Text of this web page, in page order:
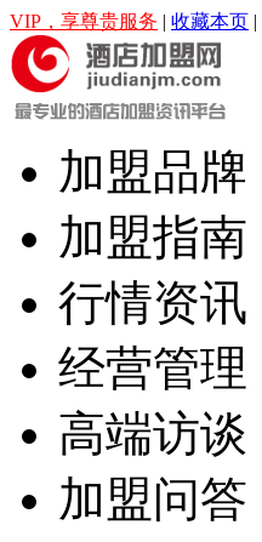
VIP，享尊贵服务 | 收藏本页 |
加盟品牌
加盟指南
行情资讯
经营管理
高端访谈
加盟问答